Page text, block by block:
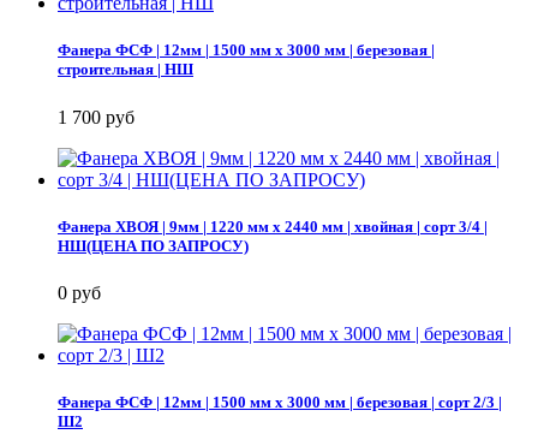
Фанера ФСФ | 12мм | 1500 мм х 3000 мм | березовая |
строительная | НШ
1 700 руб
Фанера ХВОЯ | 9мм | 1220 мм х 2440 мм | хвойная | сорт 3/4 |
НШ(ЦЕНА ПО ЗАПРОСУ)
0 руб
Фанера ФСФ | 12мм | 1500 мм х 3000 мм | березовая | сорт 2/3 |
Ш2